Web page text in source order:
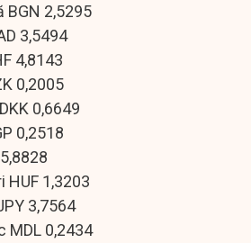
BGN 2,5295
3,5494
4,8143
0,2005
0,6649
0,2518
HUF 1,3203
3,7564
MDL 0,2434